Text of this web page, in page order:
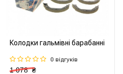
Колодки гальмівні барабанні
0 відгуків
1 078₴